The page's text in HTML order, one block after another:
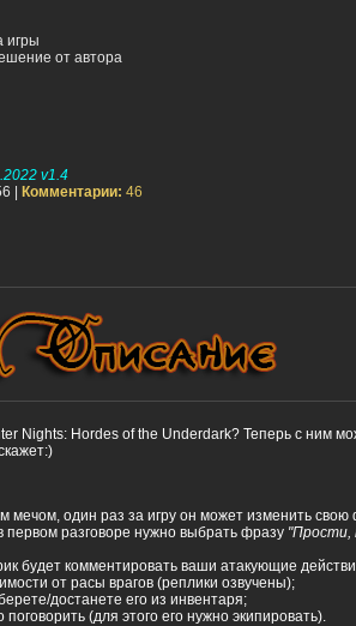
игры
от автора
v1.4
| Комментарии: 46
Nights: Hordes of the Underdark? Теперь с ним
мечом, один раз за игру он может изменить свою
первом разговоре нужно выбрать фразу "Прости,
будет комментировать ваши атакующие
от расы врагов (реплики озвучены);
достанете его из инвентаря;
(для этого его нужно экипировать).